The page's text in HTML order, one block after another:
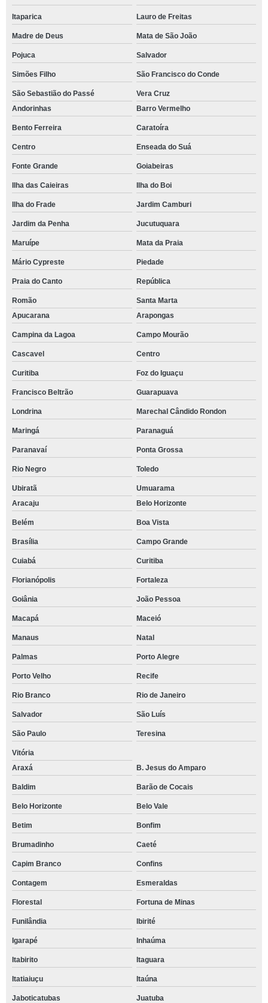
Itaparica Lauro de Freitas
Madre de Deus Mata de São João
Pojuca Salvador
Simões Filho São Francisco do Conde
São Sebastião do Passé
Vera Cruz
Andorinhas
Barro Vermelho
Bento Ferreira Caratoíra
Centro Enseada do Suá
Fonte Grande Goiabeiras
Ilha das Caieiras Ilha do Boi
Ilha do Frade Jardim Camburi
Jardim da Penha Jucutuquara
Maruípe Mata da Praia
Mário Cypreste Piedade
Praia do Canto República
Romão
Santa Marta
Apucarana
Arapongas
Campina da Lagoa Campo Mourão
Cascavel Centro
Curitiba Foz do Iguaçu
Francisco Beltrão Guarapuava
Londrina Marechal Cândido Rondon
Maringá Paranaguá
Paranavaí Ponta Grossa
Rio Negro Toledo
Ubiratã
Umuarama
Aracaju
Belo Horizonte
Belém Boa Vista
Brasília Campo Grande
Cuiabá Curitiba
Florianópolis Fortaleza
Goiânia João Pessoa
Macapá Maceió
Manaus Natal
Palmas Porto Alegre
Porto Velho Recife
Rio Branco Rio de Janeiro
Salvador São Luís
São Paulo Teresina
Vitória
Araxá
B. Jesus do Amparo
Baldim Barão de Cocais
Belo Horizonte Belo Vale
Betim Bonfim
Brumadinho Caeté
Capim Branco Confins
Contagem Esmeraldas
Florestal Fortuna de Minas
Funilândia Ibirité
Igarapé Inhaúma
Itabirito Itaguara
Itatiaiuçu Itaúna
Jaboticatubas Juatuba